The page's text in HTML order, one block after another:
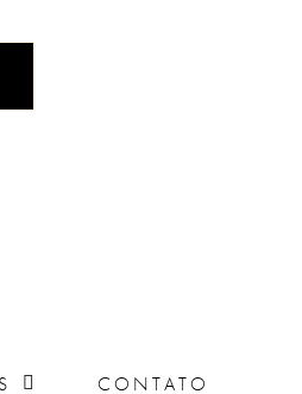
CONTATO